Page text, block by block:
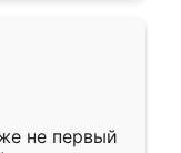
не первый